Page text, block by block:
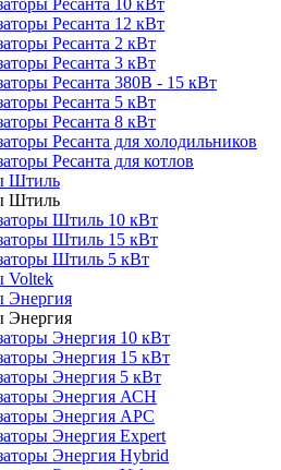
Ресанта 10 кВт
Ресанта 12 кВт
Ресанта 2 кВт
Ресанта 3 кВт
Ресанта 380В - 15 кВт
Ресанта 5 кВт
Ресанта 8 кВт
Ресанта для холодильников
Ресанта для котлов
Штиль
Штиль
Штиль 10 кВт
Штиль 15 кВт
Штиль 5 кВт
Voltek
Энергия
Энергия
Энергия 10 кВт
Энергия 15 кВт
Энергия 5 кВт
Энергия АСН
Энергия АРС
Энергия Expert
Энергия Hybrid